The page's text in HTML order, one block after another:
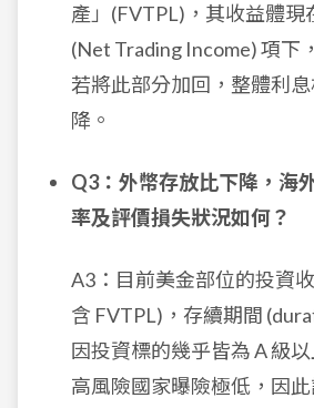
產」(FVTPL)，其收益體現
(Net Trading Income) 項下
若將此部分加回，整體利
降。
Q3：外幣存放比下降，海
率及評價損失狀況如何？
A3：目前美金部位的投資
含 FVTPL)，存續期間
因投資標的幾乎皆為 A 級
高風險國家曝險極低，因